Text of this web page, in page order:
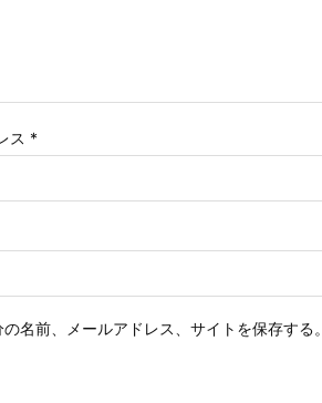
ス *
名前、メールアドレス、サイトを保存する。